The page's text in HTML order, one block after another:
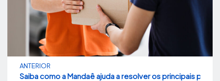
ANTERIOR
Saiba como a Mandaê ajuda a resolver os principais